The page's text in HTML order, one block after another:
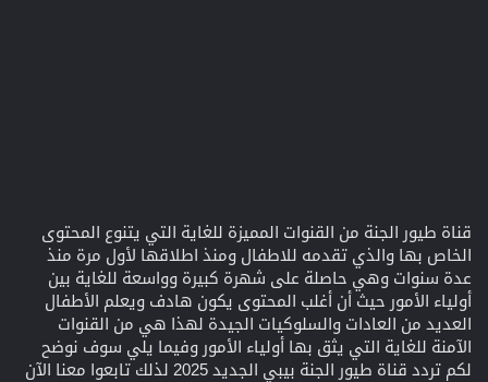
قناة طيور الجنة من القنوات المميزة للغاية التي يتنوع المحتوى
الخاص بها والذي تقدمه للاطفال ومنذ اطلاقها لأول مرة منذ
عدة سنوات وهي حاصلة على شهرة كبيرة وواسعة للغاية بين
أولياء الأمور حيث أن أغلب المحتوى يكون هادف ويعلم الأطفال
العديد من العادات والسلوكيات الجيدة لهذا هي من القنوات
الآمنة للغاية التي يثق بها أولياء الأمور وفيما يلي سوف نوضح
لكم تردد قناة طيور الجنة بيبي الجديد 2025 لذلك تابعوا معنا الآن